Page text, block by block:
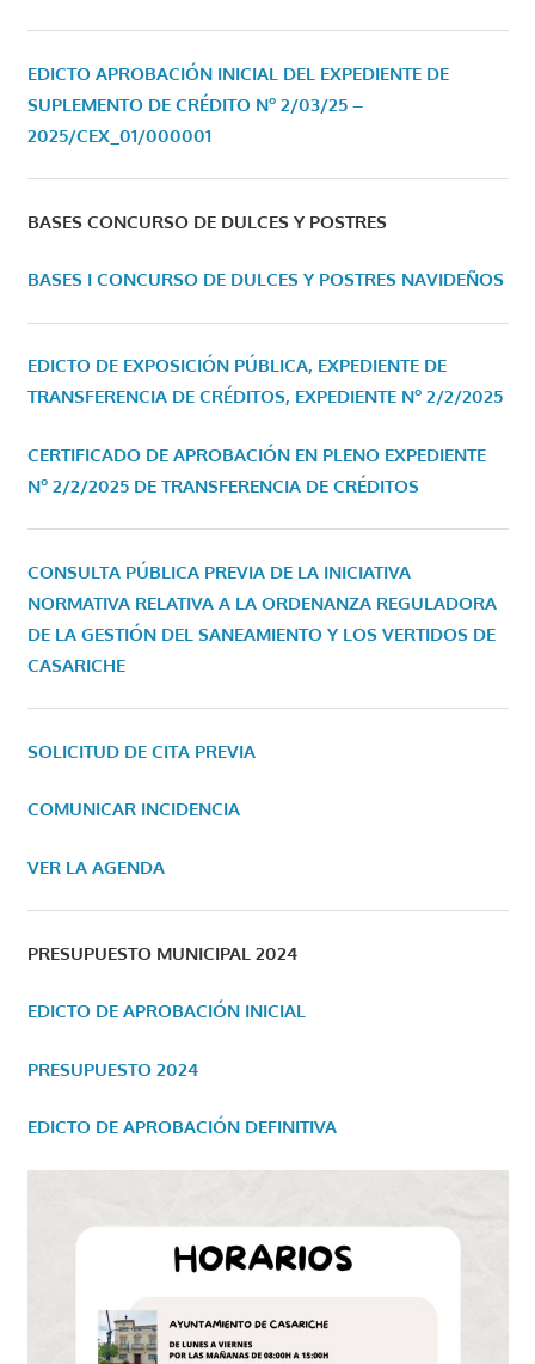
EDICTO APROBACIÓN INICIAL DEL EXPEDIENTE DE
SUPLEMENTO DE CRÉDITO Nº 2/03/25 –
2025/CEX_01/000001
BASES CONCURSO DE DULCES Y POSTRES
BASES I CONCURSO DE DULCES Y POSTRES NAVIDEÑOS
EDICTO DE EXPOSICIÓN PÚBLICA, EXPEDIENTE DE
TRANSFERENCIA DE CRÉDITOS, EXPEDIENTE Nº 2/2/2025
CERTIFICADO DE APROBACIÓN EN PLENO EXPEDIENTE
Nº 2/2/2025 DE TRANSFERENCIA DE CRÉDITOS
CONSULTA PÚBLICA PREVIA DE LA INICIATIVA
NORMATIVA RELATIVA A LA ORDENANZA REGULADORA
DE LA GESTIÓN DEL SANEAMIENTO Y LOS VERTIDOS DE
CASARICHE
SOLICITUD DE CITA PREVIA
COMUNICAR INCIDENCIA
VER LA AGENDA
PRESUPUESTO MUNICIPAL 2024
EDICTO DE APROBACIÓN INICIAL
PRESUPUESTO 2024
EDICTO DE APROBACIÓN DEFINITIVA